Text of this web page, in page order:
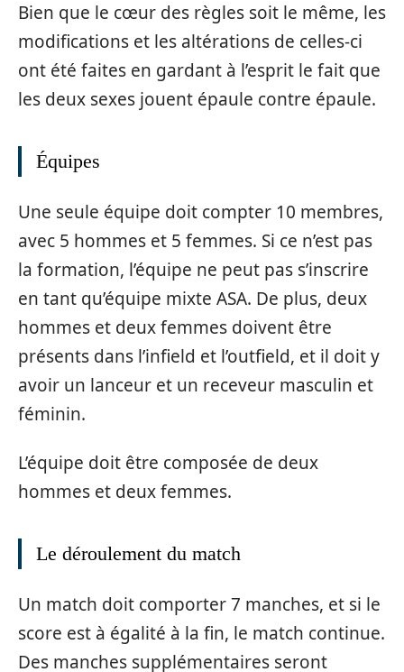
Bien que le cœur des règles soit le même, les
modifications et les altérations de celles-ci
ont été faites en gardant à l’esprit le fait que
les deux sexes jouent épaule contre épaule.
Équipes
Une seule équipe doit compter 10 membres,
avec 5 hommes et 5 femmes. Si ce n’est pas
la formation, l’équipe ne peut pas s’inscrire
en tant qu’équipe mixte ASA. De plus, deux
hommes et deux femmes doivent être
présents dans l’infield et l’outfield, et il doit y
avoir un lanceur et un receveur masculin et
féminin.
L’équipe doit être composée de deux
hommes et deux femmes.
Le déroulement du match
Un match doit comporter 7 manches, et si le
score est à égalité à la fin, le match continue.
Des manches supplémentaires seront